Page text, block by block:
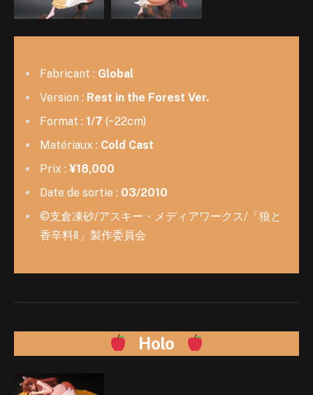
Fabricant : Global
Version : Rest in the Forest Ver.
Format : 1/7 (~22cm)
Matériaux : Cold Cast
Prix : ¥18,000
Date de sortie : 03/2010
©支倉凍砂/アスキー・メディアワークス/「狼と
香辛料Ⅱ」製作委員会
Holo